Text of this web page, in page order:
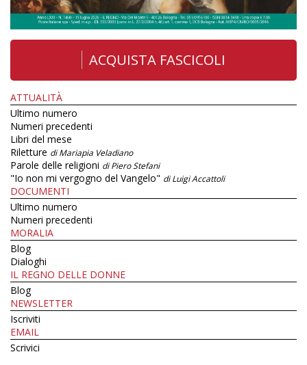
ACQUISTA FASCICOLI
ATTUALITÀ
Ultimo numero
Numeri precedenti
Libri del mese
Riletture di Mariapia Veladiano
Parole delle religioni di Piero Stefani
"Io non mi vergogno del Vangelo" di Luigi Accattoli
DOCUMENTI
Ultimo numero
Numeri precedenti
MORALIA
Blog
Dialoghi
IL REGNO DELLE DONNE
Blog
NEWSLETTER
Iscriviti
EMAIL
Scrivici